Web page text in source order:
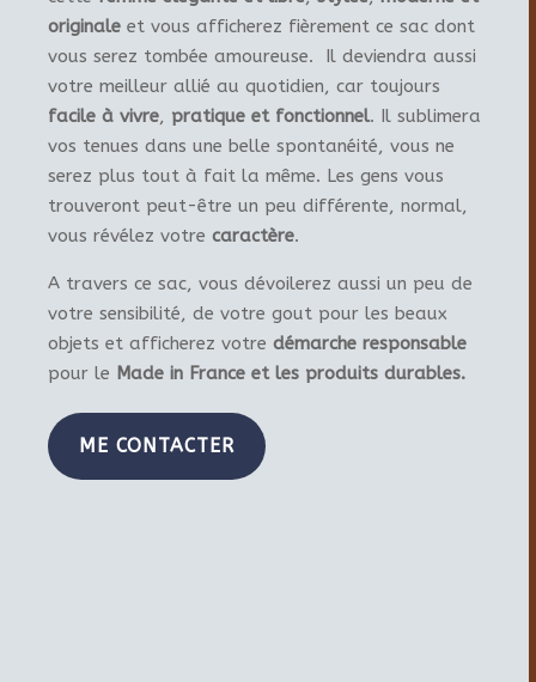
originale et vous afficherez fièrement ce sac dont
vous serez tombée amoureuse. Il deviendra aussi
votre meilleur allié au quotidien, car toujours
facile à vivre, pratique et fonctionnel. Il sublimera
vos tenues dans une belle spontanéité, vous ne
serez plus tout à fait la même. Les gens vous
trouveront peut-être un peu différente, normal,
vous révélez votre caractère.
A travers ce sac, vous dévoilerez aussi un peu de
votre sensibilité, de votre gout pour les beaux
objets et afficherez votre démarche responsable
pour le Made in France et les produits durables.
ME CONTACTER